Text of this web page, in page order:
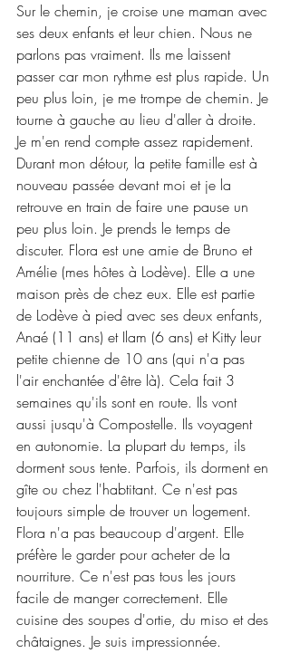
Sur le chemin, je croise une maman avec
ses deux enfants et leur chien. Nous ne
parlons pas vraiment. Ils me laissent
passer car mon rythme est plus rapide. Un
peu plus loin, je me trompe de chemin. Je
tourne à gauche au lieu d'aller à droite.
Je m'en rend compte assez rapidement.
Durant mon détour, la petite famille est à
nouveau passée devant moi et je la
retrouve en train de faire une pause un
peu plus loin. Je prends le temps de
discuter. Flora est une amie de Bruno et
Amélie (mes hôtes à Lodève). Elle a une
maison près de chez eux. Elle est partie
de Lodève à pied avec ses deux enfants,
Anaé (11 ans) et Ilam (6 ans) et Kitty leur
petite chienne de 10 ans (qui n'a pas
l'air enchantée d'être là). Cela fait 3
semaines qu'ils sont en route. Ils vont
aussi jusqu'à Compostelle. Ils voyagent
en autonomie. La plupart du temps, ils
dorment sous tente. Parfois, ils dorment en
gîte ou chez l'habtitant. Ce n'est pas
toujours simple de trouver un logement.
Flora n'a pas beaucoup d'argent. Elle
préfère le garder pour acheter de la
nourriture. Ce n'est pas tous les jours
facile de manger correctement. Elle
cuisine des soupes d'ortie, du miso et des
châtaignes. Je suis impressionnée.